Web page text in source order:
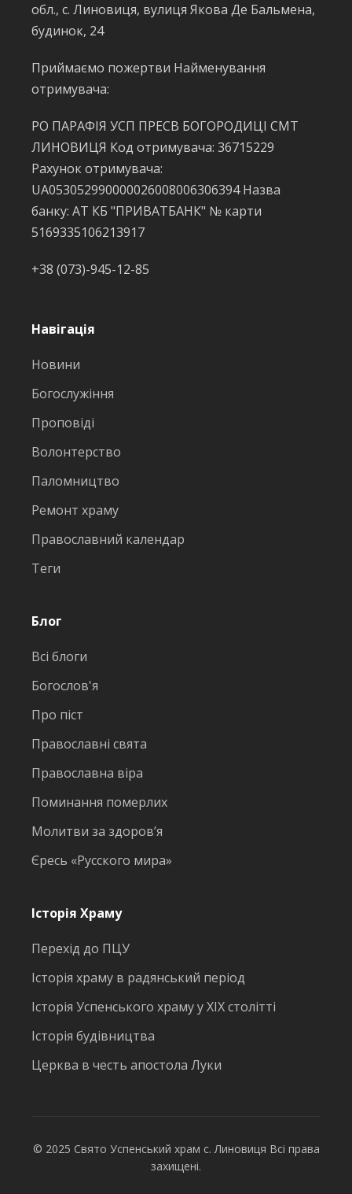
обл., с. Линовиця, вулиця Якова Де Бальмена,
будинок, 24
Приймаємо пожертви Найменування
отримувача:
РО ПАРАФІЯ УСП ПРЕСВ БОГОРОДИЦІ СМТ
ЛИНОВИЦЯ Код отримувача: 36715229
Рахунок отримувача:
UA053052990000026008006306394 Назва
банку: АТ КБ "ПРИВАТБАНК" № карти
5169335106213917
+38 (073)-945-12-85
Навігація
Новини
Богослужіння
Проповіді
Волонтерство
Паломництво
Ремонт храму
Православний календар
Теги
Блог
Всі блоги
Богослов'я
Про піст
Православні свята
Православна віра
Поминання померлих
Молитви за здоров’я
Єресь «Русского мира»
Історія Храму
Перехід до ПЦУ
Історія храму в радянський період
Історія Успенського храму у ХІХ столітті
Історія будівництва
Церква в честь апостола Луки
© 2025 Свято Успенський храм с. Линовиця Всі права
захищені.